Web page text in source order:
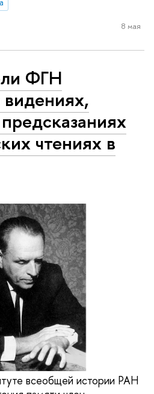
8 мая
ФГН
видениях,
чтениях в
всеобщей истории РАН